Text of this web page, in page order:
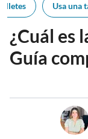
Usa una
¿Cuál es
Guía